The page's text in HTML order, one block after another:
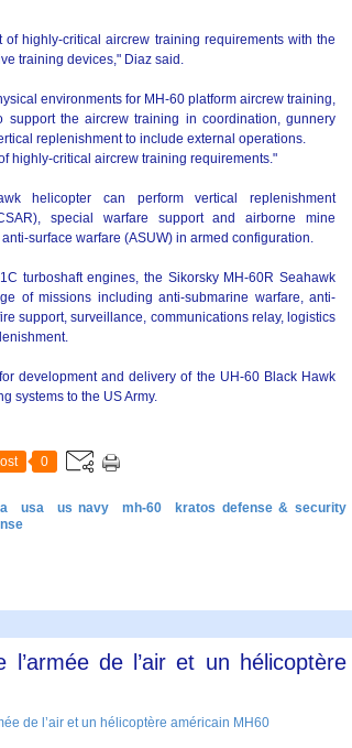
highly-critical aircrew training requirements with the
training devices," Diaz said.
environments for MH-60 platform aircrew training,
support the aircrew training in coordination, gunnery
replenishment to include external operations.
highly-critical aircrew training requirements."
helicopter can perform vertical replenishment
special warfare support and airborne mine
surface warfare (ASUW) in armed configuration.
turboshaft engines, the Sikorsky MH-60R Seahawk
of missions including anti-submarine warfare, anti-
support, surveillance, communications relay, logistics
development and delivery of the UH-60 Black Hawk
systems to the US Army.
0
usa us navy mh-60
kratos defense & security
de l’air et un hélicoptère